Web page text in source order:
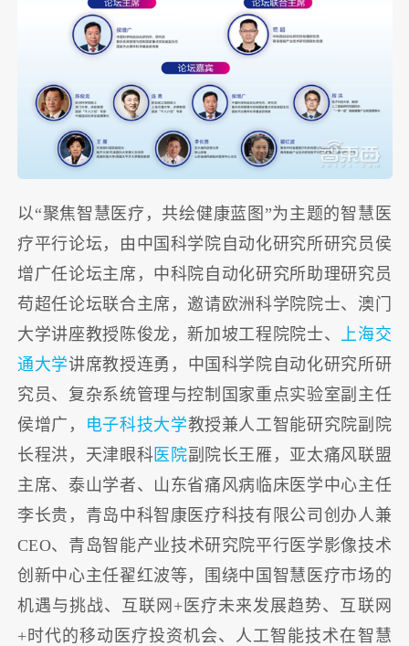
以“聚焦智慧医疗，共绘健康蓝图”为主题的智慧医
疗平行论坛，由中国科学院自动化研究所研究员侯
增广任论坛主席，中科院自动化研究所助理研究员
苟超任论坛联合主席，邀请欧洲科学院院士、澳门
大学讲座教授陈俊龙，新加坡工程院院士、
上海交
通大学讲席教授连勇，中国科学院自动化研究所研
究员、复杂系统管理与控制国家重点实验室副主任
侯增广，
电子科技大学教授兼人工智能研究院副院
长程洪，天津眼科医院副院长王雁，亚太痛风联盟
主席、泰山学者、山东省痛风病临床医学中心主任
李长贵，青岛中科智康医疗科技有限公司创办人兼
CEO、青岛智能产业技术研究院平行医学影像技术
创新中心主任翟红波等，围绕中国智慧医疗市场的
机遇与挑战、互联网+医疗未来发展趋势、互联网
+时代的移动医疗投资机会、人工智能技术在智慧